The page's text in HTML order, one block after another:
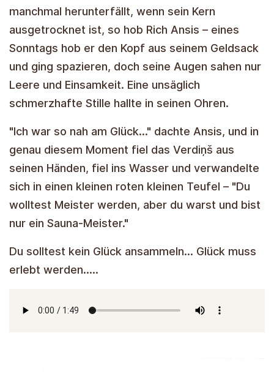
manchmal herunterfällt, wenn sein Kern
ausgetrocknet ist, so hob Rich Ansis – eines
Sonntags hob er den Kopf aus seinem Geldsack
und ging spazieren, doch seine Augen sahen nur
Leere und Einsamkeit. Eine unsäglich
schmerzhafte Stille hallte in seinen Ohren.
"Ich war so nah am Glück..." dachte Ansis, und in
genau diesem Moment fiel das Verdiņš aus
seinen Händen, fiel ins Wasser und verwandelte
sich in einen kleinen roten kleinen Teufel – "Du
wolltest Meister werden, aber du warst und bist
nur ein Sauna-Meister."
Du solltest kein Glück ansammeln... Glück muss
erlebt werden.....